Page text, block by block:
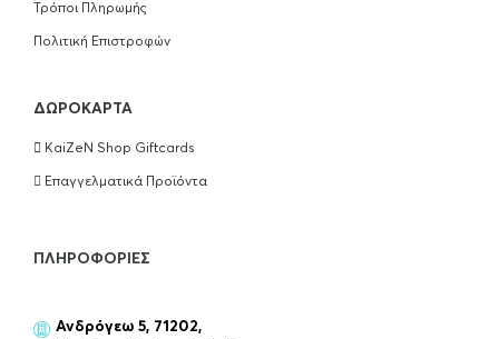
Τρόποι Πληρωμής
Πολιτική Επιστροφών
ΔΩΡΟΚΆΡΤΑ
KaiZeN Shop Giftcards
Επαγγελματικά Προϊόντα
ΠΛΗΡΟΦΟΡΊΕΣ
Ανδρόγεω 5, 71202,